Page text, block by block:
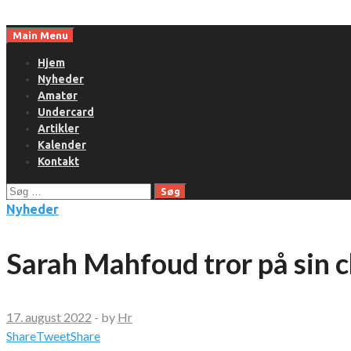
toMain Menu
Hjem
Nyheder
Amatør
Undercard
Artikler
Kalender
Kontakt
Søg
efter:
Nyheder
Sarah Mahfoud tror på sin
17. august 2022 - by Hr
ShareTweetShare